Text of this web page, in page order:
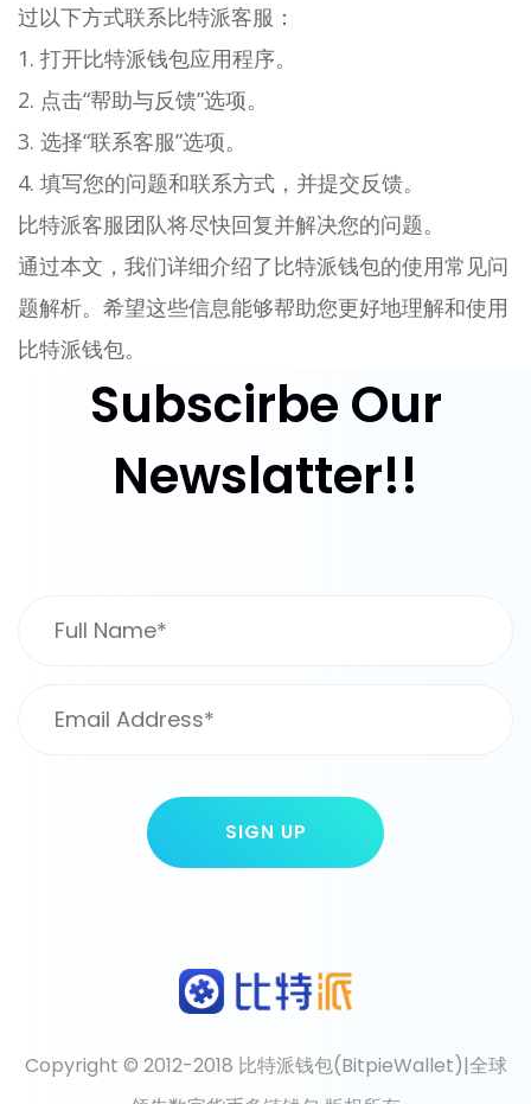
过以下方式联系比特派客服：
1. 打开比特派钱包应用程序。
2. 点击“帮助与反馈”选项。
3. 选择“联系客服”选项。
4. 填写您的问题和联系方式，并提交反馈。
比特派客服团队将尽快回复并解决您的问题。
通过本文，我们详细介绍了比特派钱包的使用常见问
题解析。希望这些信息能够帮助您更好地理解和使用
比特派钱包。
Subscirbe Our
Newslatter!!
Copyright © 2012-2018 比特派钱包(BitpieWallet)|全球